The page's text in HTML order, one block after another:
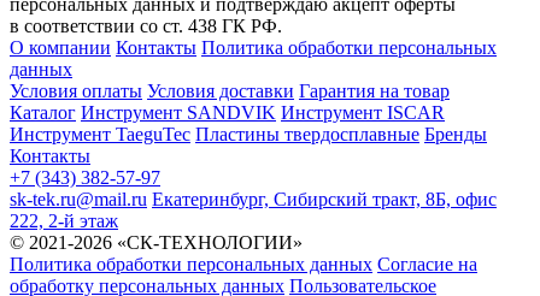
персональных данных и подтверждаю акцепт оферты
в соответствии со ст. 438 ГК РФ.
О компании Контакты Политика обработки персональных
данных
Условия оплаты Условия доставки Гарантия на товар
Каталог Инструмент SANDVIK Инструмент ISCAR
Инструмент TaeguTec Пластины твердосплавные Бренды
Контакты
+7 (343) 382-57-97
sk-tek.ru@mail.ru Екатеринбург, Сибирский тракт, 8Б, офис
222, 2-й этаж
© 2021-2026 «СК-ТЕХНОЛОГИИ»
Политика обработки персональных данных Согласие на
обработку персональных данных Пользовательское